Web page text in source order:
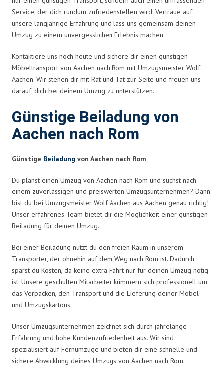
Service, der dich rundum zufriedenstellen wird. Vertraue auf
unsere langjährige Erfahrung und lass uns gemeinsam deinen
Umzug zu einem unvergesslichen Erlebnis machen.
Kontaktiere uns noch heute und sichere dir einen günstigen
Möbeltransport von Aachen nach Rom mit Umzugsmeister Wolf
Aachen. Wir stehen dir mit Rat und Tat zur Seite und freuen uns
darauf, dich bei deinem Umzug zu unterstützen.
Günstige Beiladung von
Aachen nach Rom
Günstige Beiladung von Aachen nach Rom
Du planst einen Umzug von Aachen nach Rom und suchst nach
einem zuverlässigen und preiswerten Umzugsunternehmen? Dann
bist du bei Umzugsmeister Wolf Aachen aus Aachen genau richtig!
Unser erfahrenes Team bietet dir die Möglichkeit einer günstigen
Beiladung für deinen Umzug.
Bei einer Beiladung nutzt du den freien Raum in unserem
Transporter, der ohnehin auf dem Weg nach Rom ist. Dadurch
sparst du Kosten, da keine extra Fahrt nur für deinen Umzug nötig
ist. Unsere geschulten Mitarbeiter kümmern sich professionell um
das Verpacken, den Transport und die Lieferung deiner Möbel
und Umzugskartons.
Unser Umzugsunternehmen zeichnet sich durch jahrelange
Erfahrung und hohe Kundenzufriedenheit aus. Wir sind
spezialisiert auf Fernumzüge und bieten dir eine schnelle und
sichere Abwicklung deines Umzugs von Aachen nach Rom.